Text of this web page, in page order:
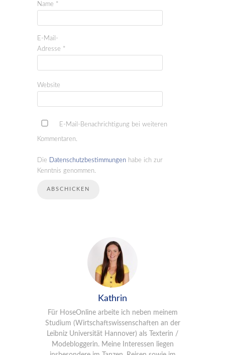
Name *
E-Mail-
Adresse *
Website
E-Mail-Benachrichtigung bei weiteren
Kommentaren.
Die Datenschutzbestimmungen habe ich zur
Kenntnis genommen.
Kathrin
Für HoseOnline arbeite ich neben meinem
Studium (Wirtschaftswissenschaften an der
Leibniz Universität Hannover) als Texterin /
Modebloggerin. Meine Interessen liegen